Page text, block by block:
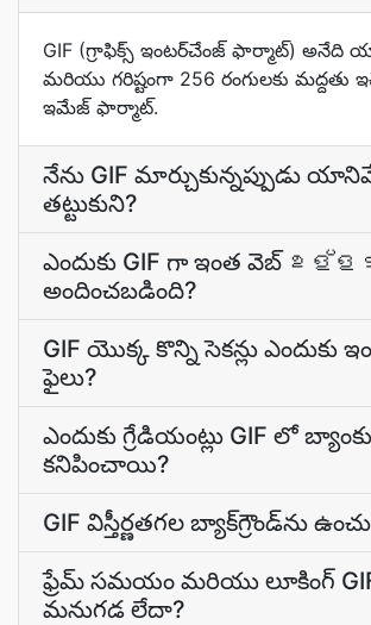
GIF (గ్రాఫిక్స్ ఇంటర్‌చేంజ్ ఫార్మాట్)
మరియు గరిష్టంగా 256 రంగులకు
ఇమేజ్ ఫార్మాట్.
నేను GIF మార్చుకున్నప్పుడు
తట్టుకుని?
ఎందుకు GIF గా ఇంత వెబ్
అందించబడింది?
GIF యొక్క కొన్ని సెకన్లు ఎందుకు
ఫైలు?
ఎందుకు గ్రేడియంట్లు GIF లో బ్యాంకు
కనిపించాయి?
GIF విస్తీర్ణతగల బ్యాక్‌గ్రౌండ్‌ను
ఫ్రేమ్ సమయం మరియు లూకింగ్
మనుగడ లేదా?